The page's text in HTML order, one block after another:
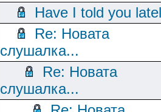
Have I told you
Re: Новата
слушалка...
Re: Новата
слушалка...